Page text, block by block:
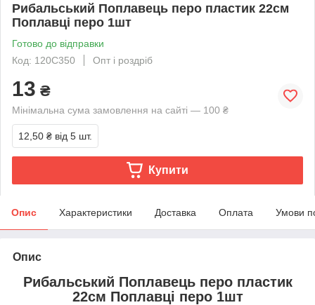
Рибальський Поплавець перо пластик 22см
Поплавці перо 1шт
Готово до відправки
Код: 120C350
Опт і роздріб
13 ₴
Мінімальна сума замовлення на сайті — 100 ₴
12,50 ₴ від 5 шт.
Купити
Опис Характеристики Доставка Оплата Умови
Опис
Рибальський Поплавець перо пластик
22см Поплавці перо 1шт